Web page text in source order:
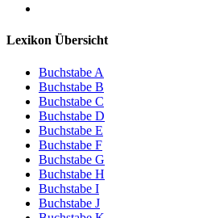
Lexikon Übersicht
Buchstabe A
Buchstabe B
Buchstabe C
Buchstabe D
Buchstabe E
Buchstabe F
Buchstabe G
Buchstabe H
Buchstabe I
Buchstabe J